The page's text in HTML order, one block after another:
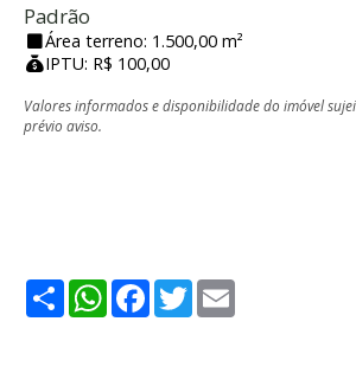
Padrão
Área terreno: 1.500,00 m²
IPTU: R$ 100,00
Valores informados e disponibilidade do imóvel
prévio aviso.
ShareWhatsApp
Facebook
Twitter